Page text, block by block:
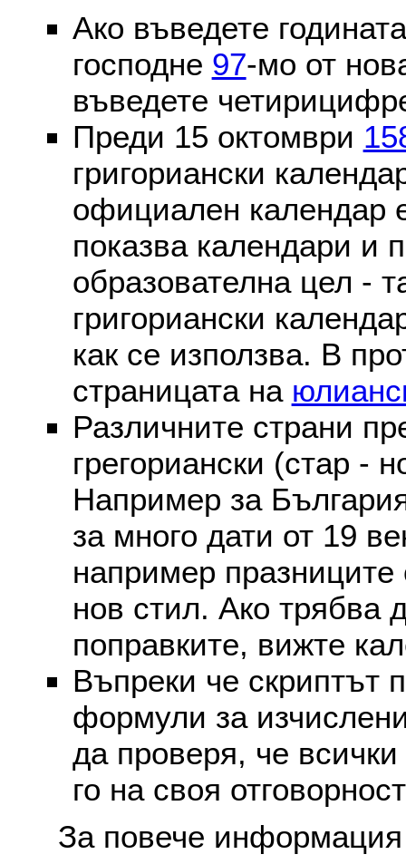
Ако въведете
господне 97-мо от
въведете
Преди 15 октомври
григориански
официален календар
показва календари и
образователна цел -
григориански
как се използва. В
страницата на
Различните страни
грегориански (стар -
Например за
за много дати от 19
например празниците
нов стил. Ако трябва
поправките, вижте
Въпреки че скриптът
формули за
да проверя, че
го на своя
За повече информация